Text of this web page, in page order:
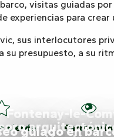
barco, visitas guiadas
experiencias para
sus interlocutores
su presupuesto, a su
pierda Patrimonio
Fontenay-le-
guiado en